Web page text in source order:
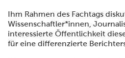
Ihm Rahmen des Fachtags
Wissenschaftler*innen,
interessierte Öffentlichkeit
für eine differenzierte